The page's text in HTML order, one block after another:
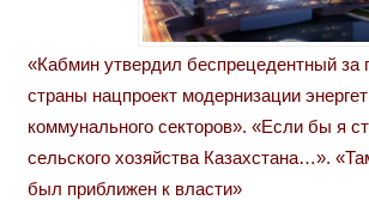
«Кабмин утвердил беспрецедентный за
страны нацпроект модернизации
коммунального секторов». «Если бы я
сельского хозяйства Казахстана…».
был приближен к власти»